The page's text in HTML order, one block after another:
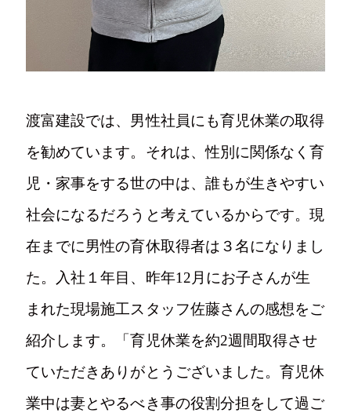
福島県郡山市湖南町舟津村上1-2
渡富建設では、男性社員にも育児休業の取得
を勧めています。それは、性別に関係なく育
児・家事をする世の中は、誰もが生きやすい
社会になるだろうと考えているからです。現
在までに男性の育休取得者は３名になりまし
た。入社１年目、昨年12月にお子さんが生
まれた現場施工スタッフ佐藤さんの感想をご
紹介します。「育児休業を約2週間取得させ
ていただきありがとうございました。育児休
業中は妻とやるべき事の役割分担をして過ご